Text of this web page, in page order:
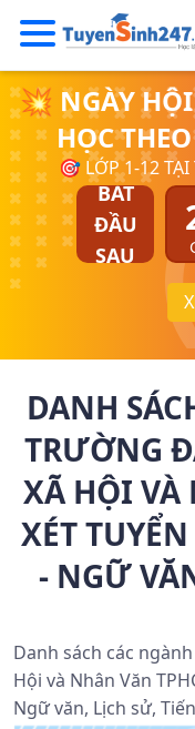
💥 NGÀY
HỌC
🎯 LỚP 1-12
BẮT
ĐẦU
SAU
DANH
TRƯỜNG
XÃ HỘI VÀ
XÉT
- NGỮ
Danh sách các
Hội và Nhân Văn
Ngữ văn, Lịch sử,